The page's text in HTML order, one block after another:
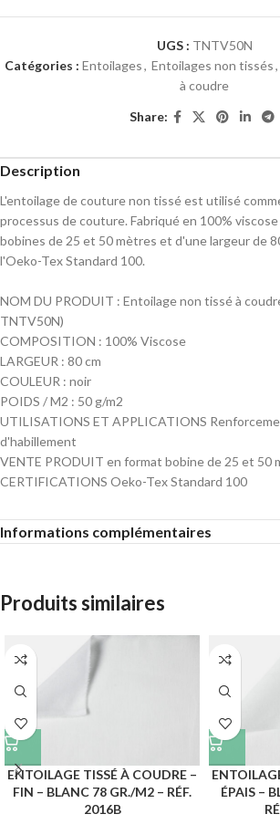
UGS : TNTV50N
Catégories : Entoilages, Entoilages non tissés,
à coudre
Share:
Description
L'entoilage de couture non tissé est utilisé
processus de couture. Fabriqué en 100%
bobines de 25 et 50 mètres et d'une largeur de
l'Oeko-Tex Standard 100.
NOM DU PRODUIT : Entoilage non tissé à
TNTV50N)
COMPOSITION : 100% Viscose
LARGEUR : 80 cm
COULEUR : noir
POIDS / M2 : 50 g/m2
UTILISATIONS ET APPLICATIONS
d'habillement
VENTE PRODUIT en format bobine de 25 et 50
CERTIFICATIONS Oeko-Tex Standard 100
Informations complémentaires
Produits similaires
ENTOILAGE TISSÉ À COUDRE –
FIN – BLANC 78 GR./M2 – RÉF.
2016B
ÉPAIS –